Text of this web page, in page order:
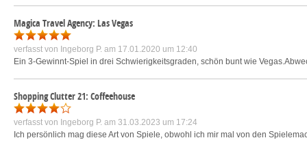
Magica Travel Agency: Las Vegas
verfasst von Ingeborg P. am 17.01.2020 um 12:40
Ein 3-Gewinnt-Spiel in drei Schwierigkeitsgraden, schön bunt wie
Shopping Clutter 21: Coffeehouse
verfasst von Ingeborg P. am 31.03.2023 um 17:24
Ich persönlich mag diese Art von Spiele, obwohl ich mir mal von den